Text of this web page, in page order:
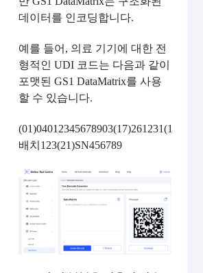
데이터를 인코딩합니다.
예를 들어, 의료 기기에 대한 전
형적인 UDI 코드는 다음과 같이
포맷된 GS1 DataMatrix를 사용
할 수 있습니다.
(01)04012345678903(17)261231(10)
배치123(21)SN456789